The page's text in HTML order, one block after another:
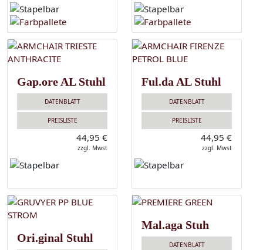
Gap.ore AL Stuhl
DATENBLATT
PREISLISTE
44,95 €
zzgl. Mwst
Ful.da AL Stuhl
DATENBLATT
PREISLISTE
44,95 €
zzgl. Mwst
Ori.ginal Stuhl
Mal.aga Stuh
DATENBLATT